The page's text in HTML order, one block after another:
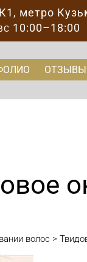
, метро
10:00–18:00
ОТЗЫВЫ
волос >